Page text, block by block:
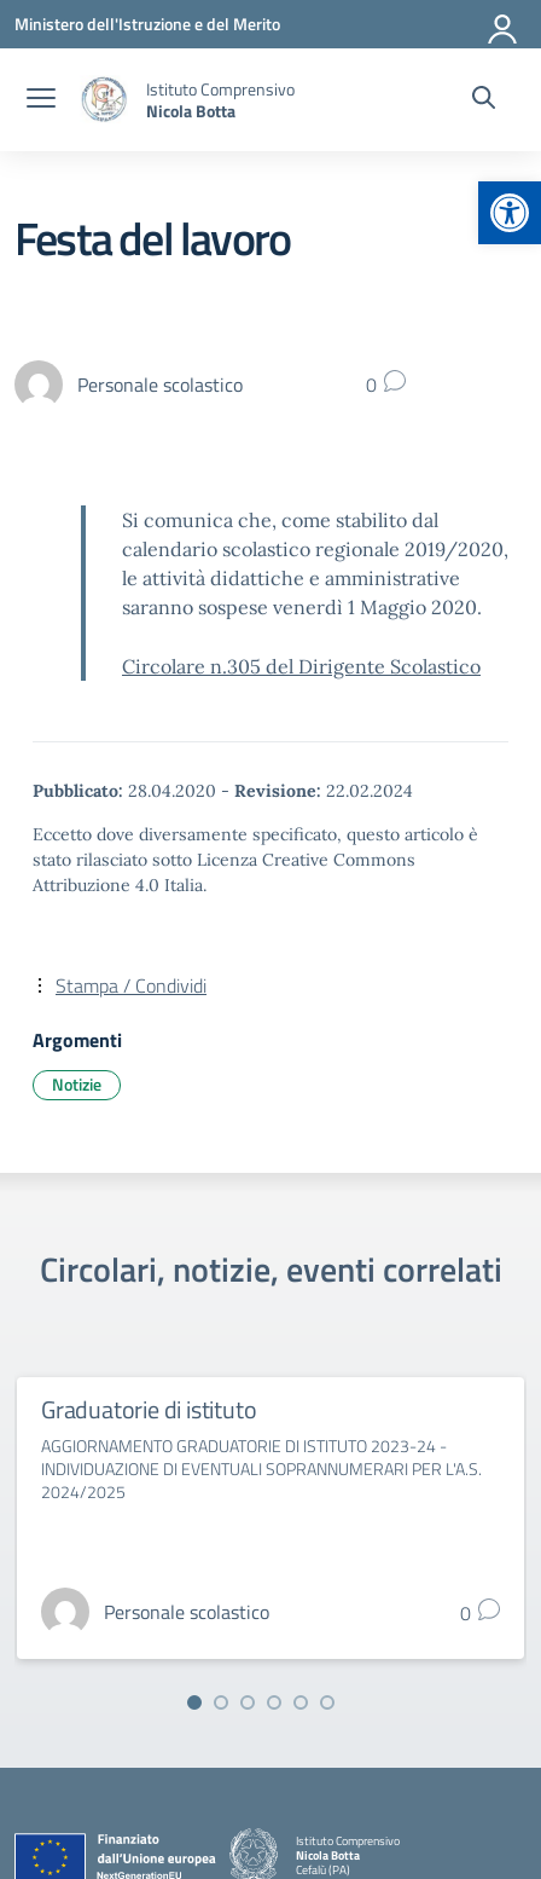
Vai ai contenuti
Vai al menu di navigazione
Vai al footer
Ministero dell'Istruzione e del Merito
Istituto Comprensivo
Nicola Botta
Festa del lavoro
Personale scolastico 0
Si comunica che, come stabilito dal
calendario scolastico regionale 2019/2020,
le attività didattiche e amministrative
saranno sospese venerdì 1 Maggio 2020.
Circolare n.305 del Dirigente Scolastico
Pubblicato: 28.04.2020 - Revisione: 22.02.2024
Eccetto dove diversamente specificato, questo articolo è
stato rilasciato sotto Licenza Creative Commons
Attribuzione 4.0 Italia.
Stampa / Condividi
Argomenti
Notizie
Circolari, notizie, eventi correlati
Graduatorie di istituto
AGGIORNAMENTO GRADUATORIE DI ISTITUTO 2023-24 -
INDIVIDUAZIONE DI EVENTUALI SOPRANNUMERARI PER L'A.S.
2024/2025
Personale scolastico 0
Istituto Comprensivo
Nicola Botta
Cefalù (PA)